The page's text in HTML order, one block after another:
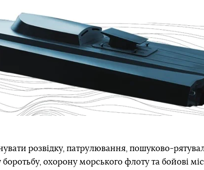
розвідку, патрулювання, пошуково-
охорону морського флоту та бойові